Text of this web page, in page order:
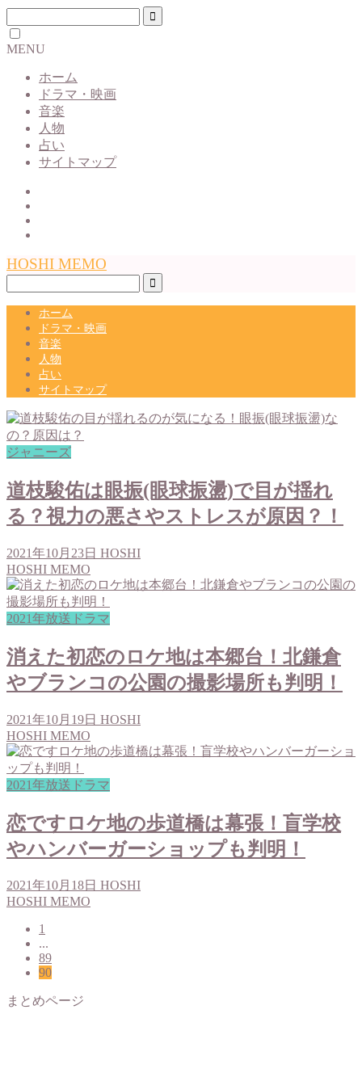
MENU
ホーム
ドラマ・映画
音楽
人物
占い
サイトマップ
HOSHI MEMO
ホーム
ドラマ・映画
音楽
人物
占い
サイトマップ
ジャニーズ
道枝駿佑は眼振(眼球振盪)で目が揺れ
る？視力の悪さやストレスが原因？！
2021年10月23日 HOSHI
HOSHI MEMO
2021年放送ドラマ
消えた初恋のロケ地は本郷台！北鎌倉
やブランコの公園の撮影場所も判明！
2021年10月19日 HOSHI
HOSHI MEMO
2021年放送ドラマ
恋ですロケ地の歩道橋は幕張！盲学校
やハンバーガーショップも判明！
2021年10月18日 HOSHI
HOSHI MEMO
1
...
89
90
まとめページ